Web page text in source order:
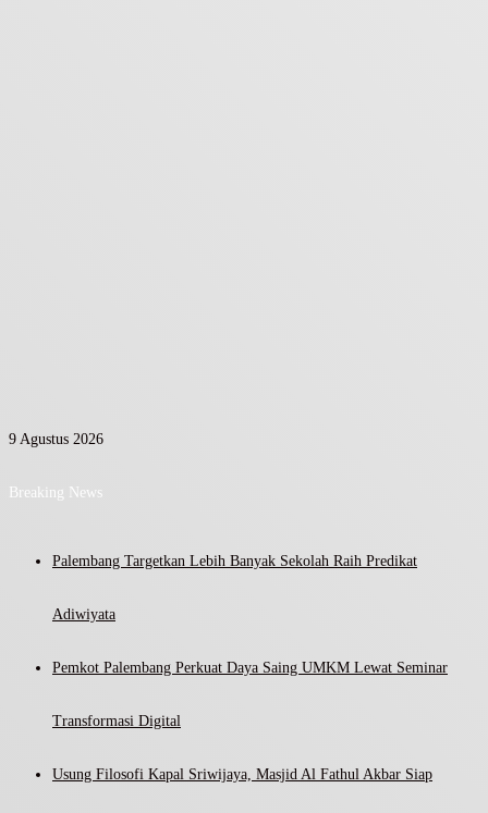
9 Agustus 2026
Breaking News
Palembang Targetkan Lebih Banyak Sekolah Raih Predikat
Adiwiyata
Pemkot Palembang Perkuat Daya Saing UMKM Lewat Seminar
Transformasi Digital
Usung Filosofi Kapal Sriwijaya, Masjid Al Fathul Akbar Siap